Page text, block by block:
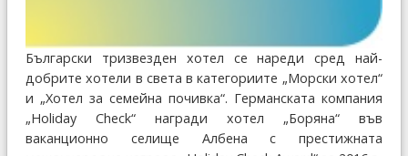
Български тризвезден хотел се нареди сред най-
добрите хотели в света в категориите „Морски хотел“
и „Хотел за семейна почивка“. Германската компания
„Holiday Check“ награди хотел „Боряна“ във
ваканционно селище Албена с престижната